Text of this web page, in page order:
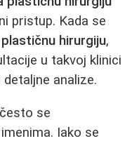
pristup. Kada se
hirurgiju,
u takvoj klinici
analize.
se
Iako se